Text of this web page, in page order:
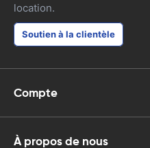
location.
Soutien à la clientèle
Compte
À propos de nous